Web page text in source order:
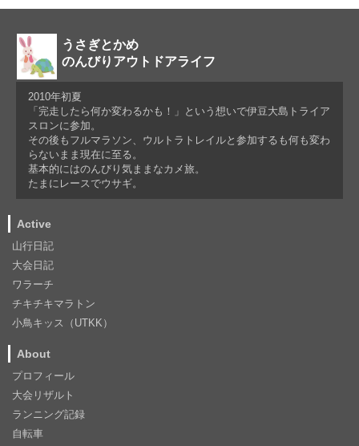
うさぎとかめ
のんびりアウトドアライフ
2010年初夏
「完走したら何か変わるかも！」という想いで伊豆大島トライア
スロンに参加。
その後もフルマラソン、ウルトラトレイルと参加するも何も変わ
らないまま現在に至る。
基本的にはのんびり気ままなカメ旅。
たまにレースでウサギ。
Active
山行日記
大会日記
ワラーチ
チキチキマラトン
小鳥キッス（UTKK）
About
プロフィール
大会リザルト
ランニング記録
自転車